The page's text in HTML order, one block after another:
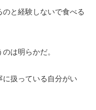
と経験しないで食べる
は明らかだ。
扱っている自分がい